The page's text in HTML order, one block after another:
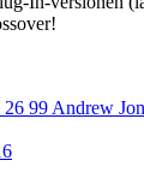
99 Andrew